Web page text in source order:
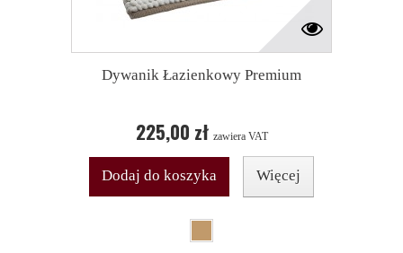
Dywanik Łazienkowy Premium
225,00 zł zawiera VAT
Dodaj do koszyka Więcej